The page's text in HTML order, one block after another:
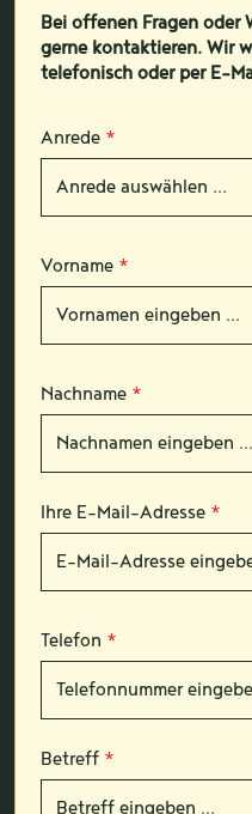
Bei offenen Fragen oder
gerne kontaktieren. Wir
telefonisch oder per E-
Anrede *
Vorname *
Nachname *
Ihre E-Mail-Adresse *
Telefon *
Betreff *